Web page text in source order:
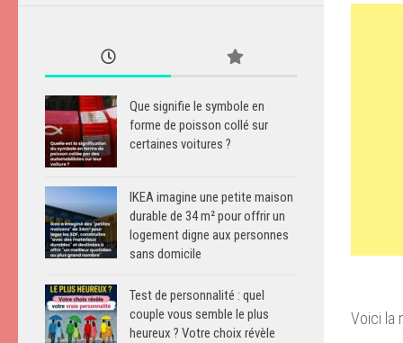
Voici la
Que signifie le symbole en
forme de poisson collé sur
certaines voitures ?
IKEA imagine une petite maison
durable de 34 m² pour offrir un
logement digne aux personnes
sans domicile
Test de personnalité : quel
couple vous semble le plus
heureux ? Votre choix révèle